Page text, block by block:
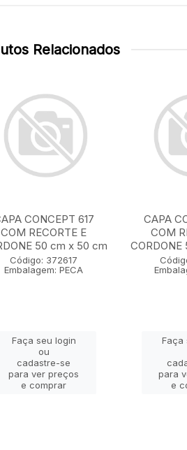
Relacionados
CONCEPT 617
COM RECORTE E
50 cm x 50 cm
Código: 372617
Embalagem: PECA
Faça seu login
ou
cadastre-se
para ver preços
e comprar
CAPA
COM
Faça
para
e